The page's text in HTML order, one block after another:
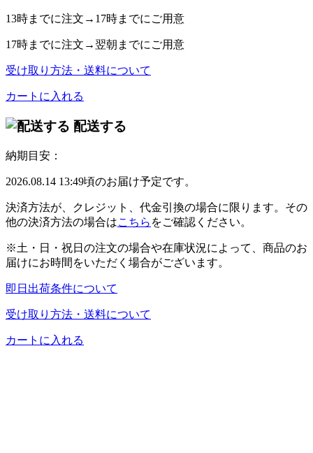
13時までに注文→ 17時までにご用意
17時までに注文→ 翌朝 までにご用意
受け取り方法・送料について
カートに入れる
配送する
納期目安：
2026.08.14 13:49頃のお届け予定です。
決済方法が、クレジット、代金引換の場合に限ります。その
他の決済方法の場合はこちら をご確認ください。
※土・日・祝日の注文の場合や在庫状況によって、商品のお
届けにお時間をいただく場合がございます。
即日出荷条件について
受け取り方法・送料について
カートに入れる